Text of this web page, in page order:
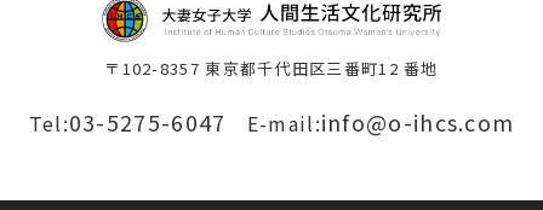
〒102-8357 東京都千代田区三番町12 番地
Tel:03-5275-6047 E-mail:info@o-ihcs.com